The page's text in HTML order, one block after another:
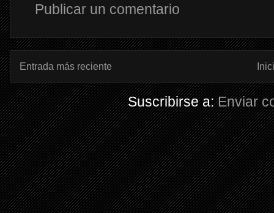
Publicar un comentario
Entrada más reciente
Suscribirse a:Enviar